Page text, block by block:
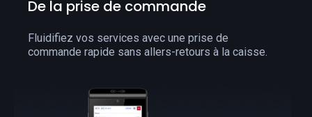
De la prise de commande
Fluidifiez vos services avec une prise de
commande rapide sans allers-retours à la caisse.